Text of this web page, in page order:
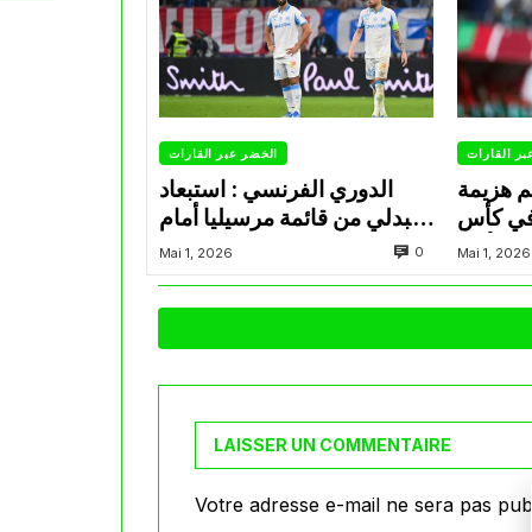
الخضر عبر القارات
الدوري الفرنسي : استبعاد
عبدلي من قائمة مرسيليا أمام
نانت
Mai 1, 2026 0
القارات
هزيمة
في كأس
الأمير
Mai 1, 2026
LAISSER UN COMMENTAIRE
Votre adresse e-mail ne sera pas